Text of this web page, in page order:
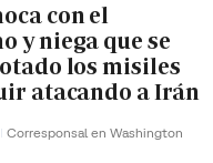
con el
y niega que se
los misiles
atacando a Irán
Corresponsal en Washington